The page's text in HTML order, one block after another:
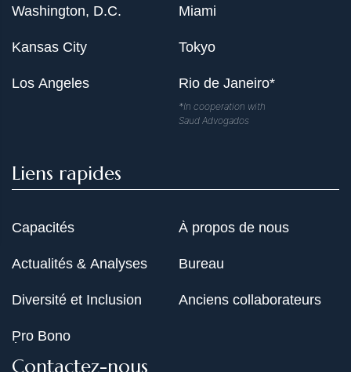
Washington, D.C.
Kansas City
Los Angeles
Miami
Tokyo
Rio de Janeiro*
*In cooperation with
Saud Advogados
Liens rapides
Capacités
Actualités & Analyses
Diversité et Inclusion
Pro Bono
À propos de nous
Bureau
Anciens collaborateurs
Contactez-nous